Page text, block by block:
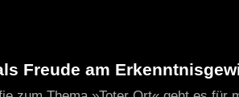
Freude am